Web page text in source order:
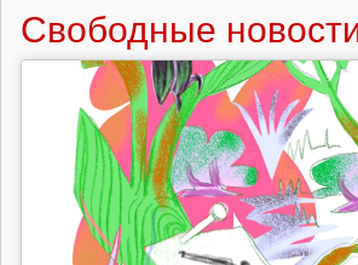
Свободные